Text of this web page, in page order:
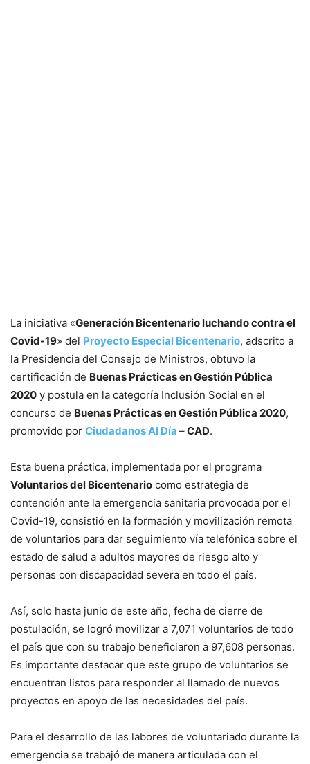
La iniciativa «Generación Bicentenario luchando contra el
Covid-19» del Proyecto Especial Bicentenario, adscrito a
la Presidencia del Consejo de Ministros, obtuvo la
certificación de Buenas Prácticas en Gestión Pública
2020 y postula en la categoría Inclusión Social en el
concurso de Buenas Prácticas en Gestión Pública 2020,
promovido por Ciudadanos Al Día –CAD.
Esta buena práctica, implementada por el programa
Voluntarios del Bicentenario como estrategia de
contención ante la emergencia sanitaria provocada por el
Covid-19, consistió en la formación y movilización remota
de voluntarios para dar seguimiento vía telefónica sobre el
estado de salud a adultos mayores de riesgo alto y
personas con discapacidad severa en todo el país.
Así, solo hasta junio de este año, fecha de cierre de
postulación, se logró movilizar a 7,071 voluntarios de todo
el país que con su trabajo beneficiaron a 97,608 personas.
Es importante destacar que este grupo de voluntarios se
encuentran listos para responder al llamado de nuevos
proyectos en apoyo de las necesidades del país.
Para el desarrollo de las labores de voluntariado durante la
emergencia se trabajó de manera articulada con el